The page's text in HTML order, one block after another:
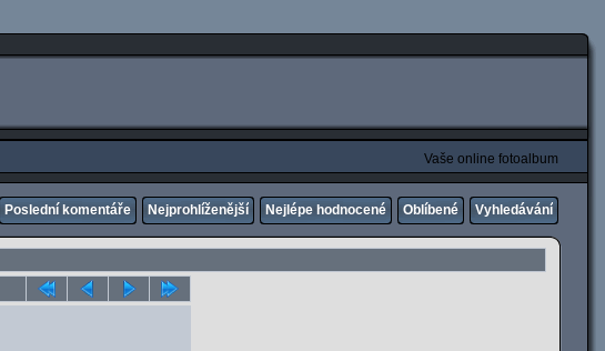
Vaše online fotoalbum
Poslední komentáře Nejprohlíženější Nejlépe hodnocené Oblíbené Vyhledávání